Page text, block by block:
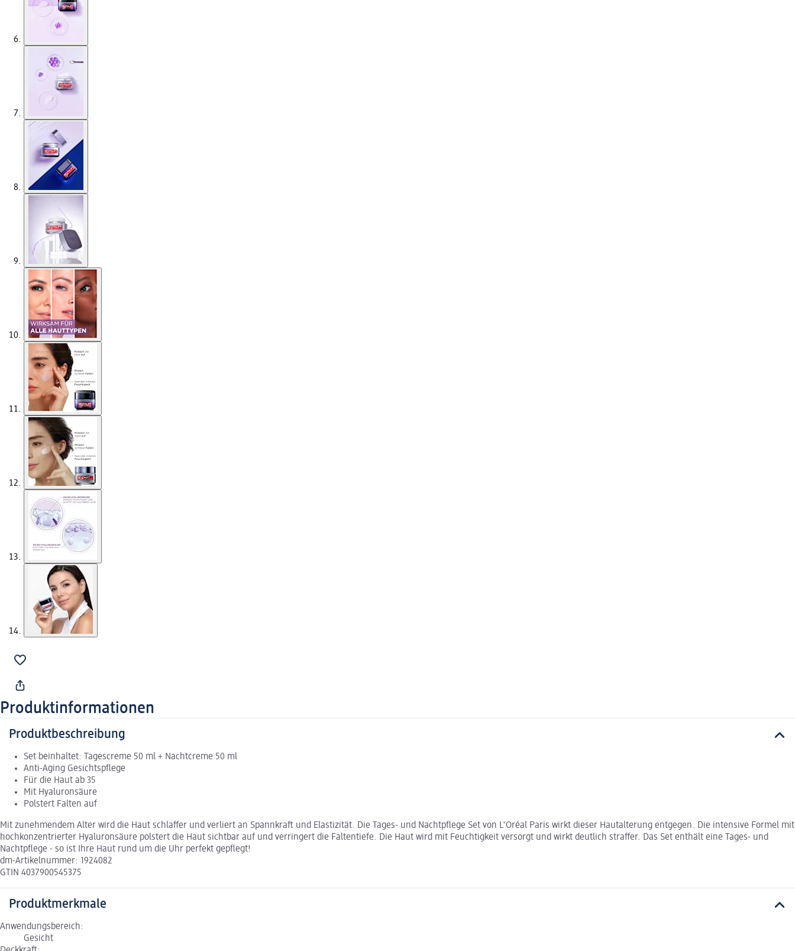
Produktinformationen
Produktbeschreibung
Set beinhaltet: Tagescreme 50 ml + Nachtcreme 50 ml
Anti-Aging Gesichtspflege
Für die Haut ab 35
Mit Hyaluronsäure
Polstert Falten auf
Mit zunehmendem Alter wird die Haut schlaffer und verliert an Spannkraft und Elastizität. Die Tages- und Nachtpflege Set von L'Oréal Paris wirkt dieser Hautalterung entgegen. Die intensive Formel mit
hochkonzentrierter Hyaluronsäure polstert die Haut sichtbar auf und verringert die Faltentiefe. Die Haut wird mit Feuchtigkeit versorgt und wirkt deutlich straffer. Das Set enthält eine Tages- und
Nachtpflege - so ist Ihre Haut rund um die Uhr perfekt gepflegt!
dm-Artikelnummer: 1924082
GTIN 4037900545375
Produktmerkmale
Anwendungsbereich:
Gesicht